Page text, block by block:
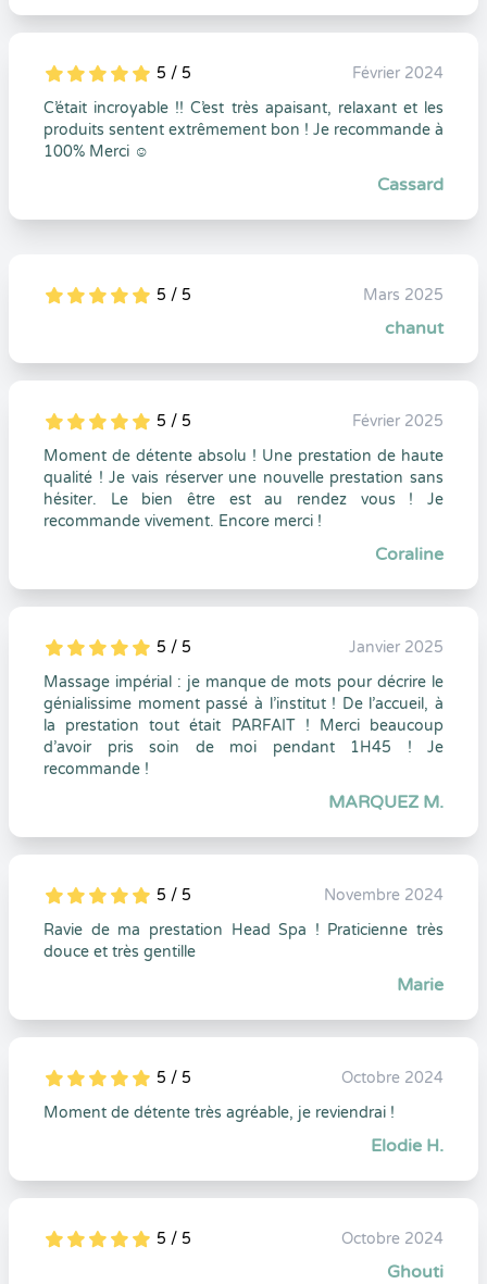
5
1
5
0 5 / 5
Février 2024
C’était incroyable !! C’est très apaisant, relaxant et les
produits sentent extrêmement bon ! Je recommande à
100% Merci ☺️
Cassard
5
1
5
0 5 / 5 Mars 2025
chanut
5
1
5
0 5 / 5
Février 2025
Moment de détente absolu ! Une prestation de haute
qualité ! Je vais réserver une nouvelle prestation sans
hésiter. Le bien être est au rendez vous ! Je
recommande vivement. Encore merci !
Coraline
5
1
5
0 5 / 5
Janvier 2025
Massage impérial : je manque de mots pour décrire le
génialissime moment passé à l’institut ! De l’accueil, à
la prestation tout était PARFAIT ! Merci beaucoup
d’avoir pris soin de moi pendant 1H45 ! Je
recommande !
MARQUEZ M.
5
1
5
0 5 / 5
Novembre 2024
Ravie de ma prestation Head Spa ! Praticienne très
douce et très gentille
Marie
5
1
5
0 5 / 5
Octobre 2024
Moment de détente très agréable, je reviendrai !
Elodie H.
5
1
5
0 5 / 5 Octobre 2024
Ghouti